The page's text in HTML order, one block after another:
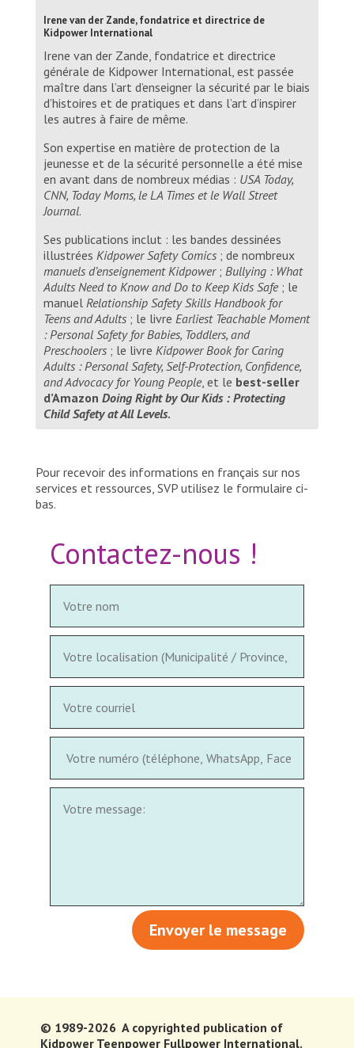
Irene van der Zande, fondatrice et directrice de
Kidpower International
Irene van der Zande, fondatrice et directrice
générale de Kidpower International, est passée
maître dans l’art d’enseigner la sécurité par le biais
d’histoires et de pratiques et dans l’art d’inspirer
les autres à faire de même.
Son expertise en matière de protection de la
jeunesse et de la sécurité personnelle a été mise
en avant dans de nombreux médias : USA Today,
CNN, Today Moms, le LA Times et le Wall Street
Journal.
Ses publications inclut : les bandes dessinées
illustrées Kidpower Safety Comics; de nombreux
manuels d’enseignement Kidpower ; Bullying : What
Adults Need to Know and Do to Keep Kids Safe; le
manuel Relationship Safety Skills Handbook for
Teens and Adults; le livre Earliest Teachable Moment
: Personal Safety for Babies, Toddlers, and
Preschoolers; le livre Kidpower Book for Caring
Adults : Personal Safety, Self-Protection, Confidence,
and Advocacy for Young People, et le best-seller
d’Amazon Doing Right by Our Kids : Protecting
Child Safety at All Levels.
Pour recevoir des informations en français sur nos
services et ressources, SVP utilisez le formulaire ci-
bas.
Contactez-nous !
Envoyer le message
© 1989-2026 A copyrighted publication of
Kidpower Teenpower Fullpower International.